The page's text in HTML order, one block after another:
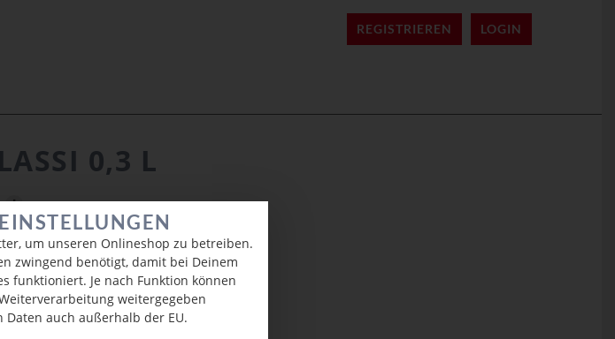
um unseren Onlineshop zu betreiben.
zwingend benötigt, damit bei Deinem
funktioniert. Je nach Funktion können
weitergegeben
auch außerhalb der EU.
REGISTRIEREN LOGIN
0,3 L